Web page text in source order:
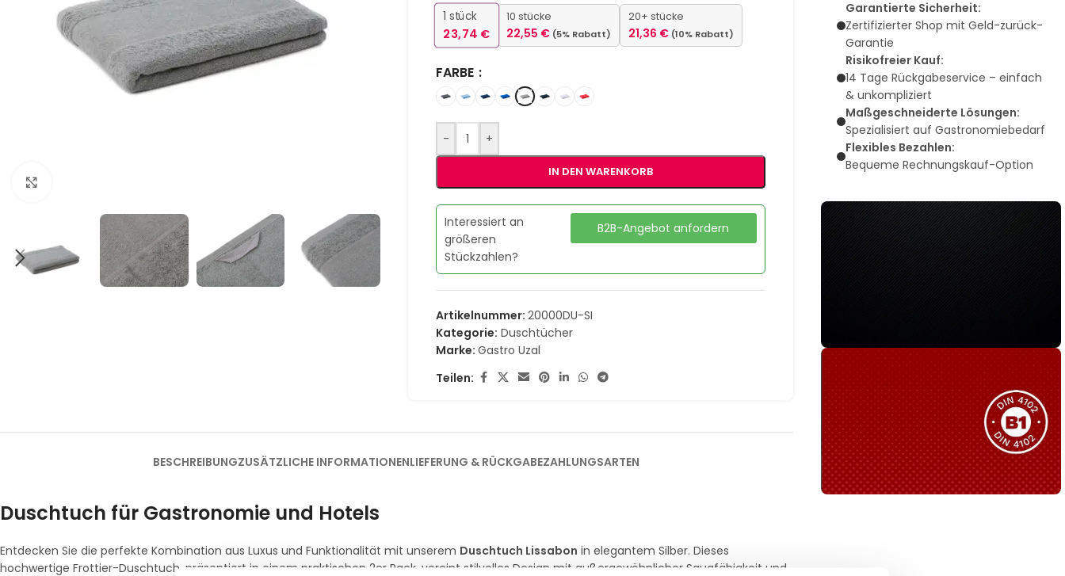
1 stück
23,74 €
10 stücke
22,55 € (5% Rabatt)
20+ stücke
21,36 € (10% Rabatt)
FARBE
- +
IN DEN WARENKORB
Interessiert an
größeren
Stückzahlen?
B2B-Angebot anfordern
Artikelnummer:20000DU-SI
Kategorie: Duschtücher
Marke:Gastro Uzal
Teilen:
BESCHREIBUNGZUSÄTZLICHE INFORMATIONENLIEFERUNG & RÜCKGABEZAHLUNGSARTEN
Duschtuch für Gastronomie und Hotels
Entdecken Sie die perfekte Kombination aus Luxus und Funktionalität mit unserem Duschtuch Lissabon in elegantem Silber. Dieses
hochwertige Frottier-Duschtuch, präsentiert in einem praktischen 2er Pack, vereint stilvolles Design mit außergewöhnlicher Saugfähigkeit und
Garantierte Sicherheit:
Zertifizierter Shop mit Geld-zurück-
Garantie
Risikofreier Kauf:
14 Tage Rückgabeservice – einfach
& unkompliziert
Maßgeschneiderte Lösungen:
Spezialisiert auf Gastronomiebedarf
Flexibles Bezahlen:
Bequeme Rechnungskauf-Option
Sie haben nicht das passende
Produkt gefunden?
Wir helfen Ihnen gerne weiter!